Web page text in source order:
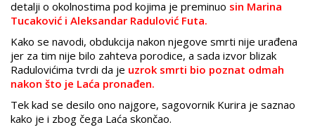
detalji o okolnostima pod kojima je preminuo sin Marina
Tucaković i Aleksandar Radulović Futa.
Kako se navodi, obdukcija nakon njegove smrti nije urađena
jer za tim nije bilo zahteva porodice, a sada izvor blizak
Radulovićima tvrdi da je uzrok smrti bio poznat odmah
nakon što je Laća pronađen.
Tek kad se desilo ono najgore, sagovornik Kurira je saznao
kako je i zbog čega Laća skončao.